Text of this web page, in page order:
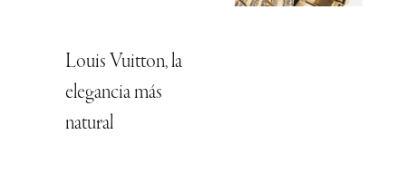
Louis Vuitton, la
elegancia más
natural